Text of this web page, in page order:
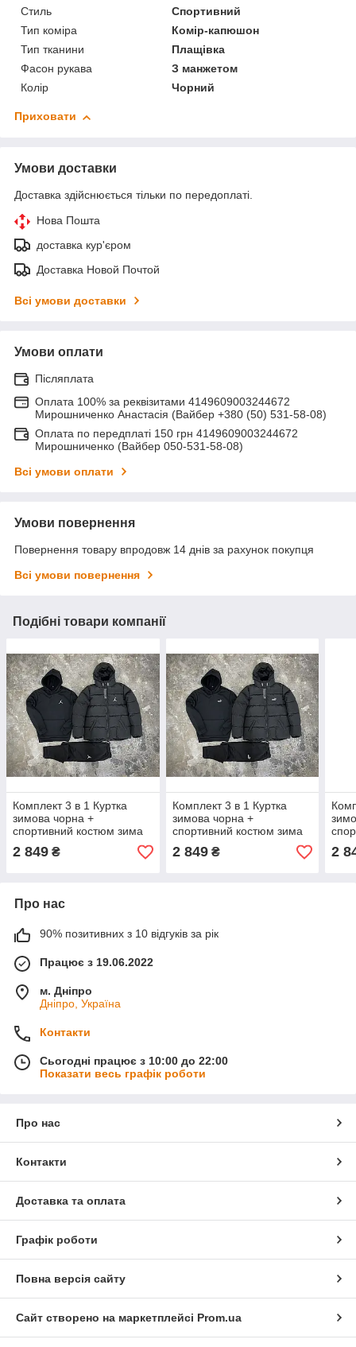
Стиль
Спортивний
Тип коміра
Комір-капюшон
Тип тканини
Плащівка
Фасон рукава
З манжетом
Колір
Чорний
Приховати
Умови доставки
Доставка здійснюється тільки по передоплаті.
Нова Пошта
доставка кур'єром
Доставка Новой Почтой
Всі умови доставки
Умови оплати
Післяплата
Оплата 100% за реквізитами 4149609003244672
Мирошниченко Анастасія (Вайбер +380 (50) 531-58-08)
Оплата по передплаті 150 грн 4149609003244672
Мирошниченко (Вайбер 050-531-58-08)
Всі умови оплати
Умови повернення
Повернення товару впродовж 14 днів за рахунок покупця
Всі умови повернення
Подібні товари компанії
Комплект 3 в 1 Куртка
зимова чорна +
спортивний костюм зима
чорного кольору Джордан
2 849 ₴
Комплект 3 в 1 Куртка
зимова чорна +
спортивний костюм зима
чорного кольору Пума
2 849₴ 2
Про нас
90% позитивних з 10 відгуків за рік
Працює з 19.06.2022
м. Дніпро
Дніпро, Україна
Контакти
Сьогодні працює з 10:00 до 22:00
Показати весь графік роботи
Про нас
Контакти
Доставка та оплата
Графік роботи
Повна версія сайту
Сайт створено на маркетплейсі Prom.ua